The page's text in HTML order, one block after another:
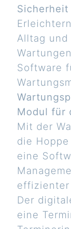
Sicherheit
Alltag
Software
Modul für
Mit der
die
eine
effizienter
Der
eine